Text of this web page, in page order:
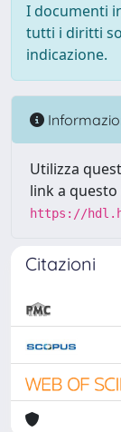
I documenti
tutti i diritti
indicazione.
Utilizza
link a
https://
Citazioni